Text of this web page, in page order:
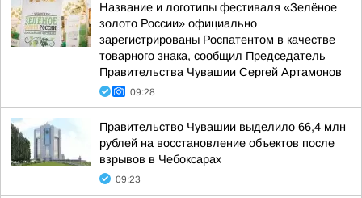
Название и логотипы фестиваля «Зелёное
золото России» официально
зарегистрированы Роспатентом в качестве
товарного знака, сообщил Председатель
Правительства Чувашии Сергей Артамонов
09:28
Правительство Чувашии выделило 66,4 млн
рублей на восстановление объектов после
взрывов в Чебоксарах
09:23